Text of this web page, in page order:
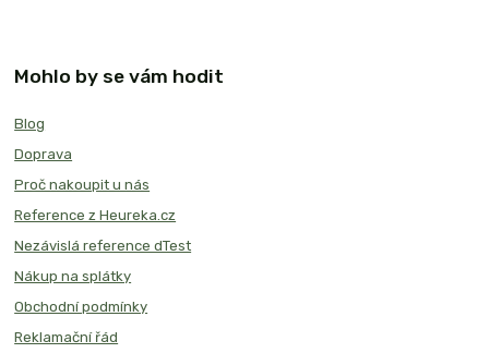
Mohlo by se vám hodit
Blog
Doprava
Proč nakoupit u nás
Reference z Heureka.cz
Nezávislá reference dTest
Nákup na splátky
Obchodní podmínky
Reklamační řád